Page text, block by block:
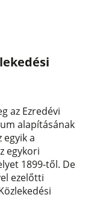
az Ezredévi
alapításának
egyik a
egykori
1899-től. De
ezelőtti